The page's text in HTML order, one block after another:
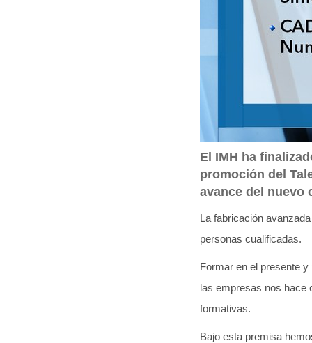
El IMH ha
promoción del
avance del nuevo
La fabricación
personas cualificadas.
Formar en el presente
las empresas nos hace
formativas.
Bajo esta premisa